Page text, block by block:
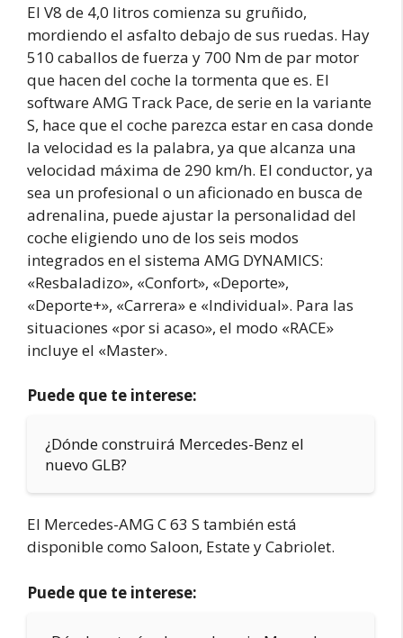
El V8 de 4,0 litros comienza su gruñido,
mordiendo el asfalto debajo de sus ruedas. Hay
510 caballos de fuerza y 700 Nm de par motor
que hacen del coche la tormenta que es. El
software AMG Track Pace, de serie en la variante
S, hace que el coche parezca estar en casa donde
la velocidad es la palabra, ya que alcanza una
velocidad máxima de 290 km/h. El conductor, ya
sea un profesional o un aficionado en busca de
adrenalina, puede ajustar la personalidad del
coche eligiendo uno de los seis modos
integrados en el sistema AMG DYNAMICS:
«Resbaladizo», «Confort», «Deporte»,
«Deporte+», «Carrera» e «Individual». Para las
situaciones «por si acaso», el modo «RACE»
incluye el «Master».
Puede que te interese:
¿Dónde construirá Mercedes-Benz el
nuevo GLB?
El Mercedes-AMG C 63 S también está
disponible como Saloon, Estate y Cabriolet.
Puede que te interese: